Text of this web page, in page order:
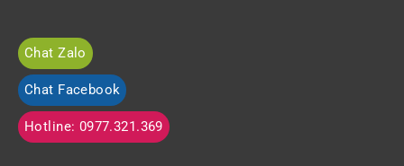
Chat Zalo
Chat Facebook
Hotline: 0977.321.369